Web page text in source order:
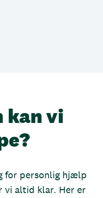
kan vi
for personlig hjælp
vi altid klar. Her er